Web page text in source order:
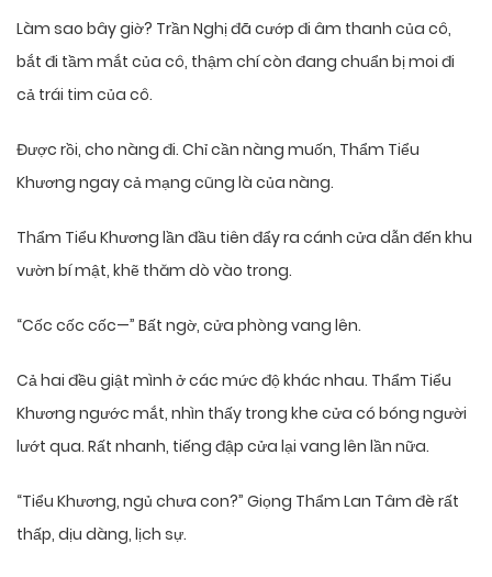
Làm sao bây giờ? Trần Nghị đã cướp đi âm thanh của cô,
bắt đi tầm mắt của cô, thậm chí còn đang chuẩn bị moi đi
cả trái tim của cô.
Được rồi, cho nàng đi. Chỉ cần nàng muốn, Thẩm Tiểu
Khương ngay cả mạng cũng là của nàng.
Thẩm Tiểu Khương lần đầu tiên đẩy ra cánh cửa dẫn đến khu
vườn bí mật, khẽ thăm dò vào trong.
“Cốc cốc cốc—” Bất ngờ, cửa phòng vang lên.
Cả hai đều giật mình ở các mức độ khác nhau. Thẩm Tiểu
Khương ngước mắt, nhìn thấy trong khe cửa có bóng người
lướt qua. Rất nhanh, tiếng đập cửa lại vang lên lần nữa.
“Tiểu Khương, ngủ chưa con?” Giọng Thẩm Lan Tâm đè rất
thấp, dịu dàng, lịch sự.